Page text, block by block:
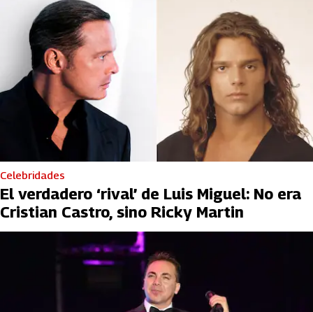
Celebridades
El verdadero ‘rival’ de Luis Miguel: No era
Cristian Castro, sino Ricky Martin